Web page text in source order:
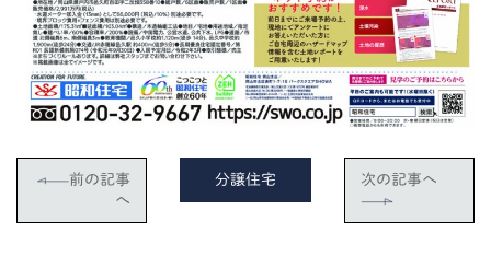
前の記事
へ
分譲住宅 次の記事へ